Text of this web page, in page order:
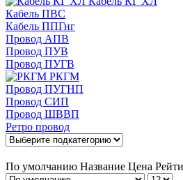
Кабель ПВС
Кабель ППГнг
Провод АПВ
Провод ПУВ
Провод ПУГВ
РКГМ
Провод ПУГНП
Провод СИП
Провод ШВВП
Ретро провод
По умолчанию Название Цена